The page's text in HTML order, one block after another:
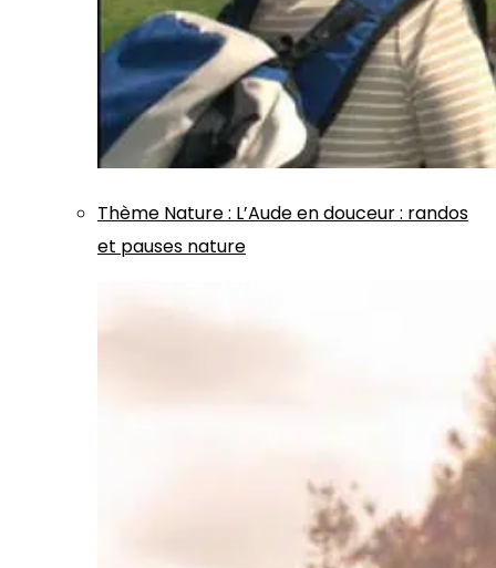
Thème Nature: L’Aude en douceur : randos
et pauses nature